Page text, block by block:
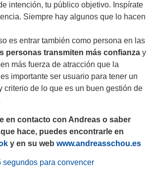
intención, tu público objetivo. Inspírate
Siempre hay algunos que lo hacen
es entrar también como persona en las
personas transmiten más confianza y
más fuerza de atracción que la
importante ser usuario para tener un
criterio de lo que es un buen gestión de
en contacto con Andreas o saber
hace, puedes encontrarle en
y en su web www.andreasschou.es